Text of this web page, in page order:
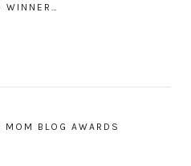
WINNER…
BLOG AWARDS